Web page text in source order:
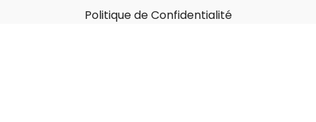
Politique de Confidentialité